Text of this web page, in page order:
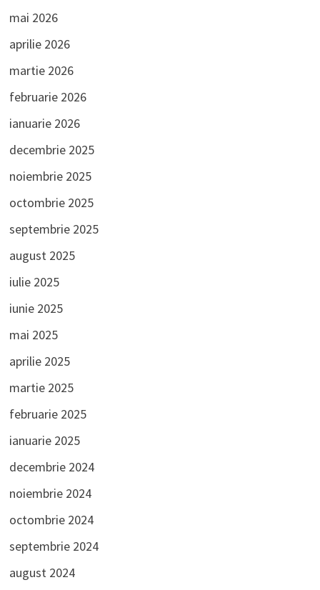
mai 2026
aprilie 2026
martie 2026
februarie 2026
ianuarie 2026
decembrie 2025
noiembrie 2025
octombrie 2025
septembrie 2025
august 2025
iulie 2025
iunie 2025
mai 2025
aprilie 2025
martie 2025
februarie 2025
ianuarie 2025
decembrie 2024
noiembrie 2024
octombrie 2024
septembrie 2024
august 2024